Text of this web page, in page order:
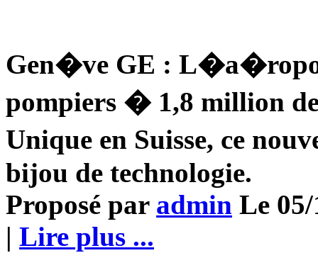
Gen�ve GE :
pompiers � 1,8 million
Unique en Suisse, ce
bijou de technologie.
Proposé par admin Le
| Lire plus ...